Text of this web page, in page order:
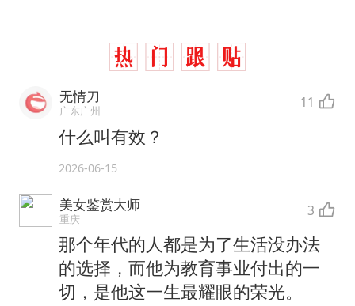
无情刀
广东广州 11
什么叫有效？
2026-06-15
美女鉴赏大师
重庆 3
那个年代的人都是为了生活没办法
的选择，而他为教育事业付出的一
切，是他这一生最耀眼的荣光。